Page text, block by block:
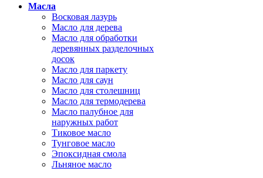
Масла
Восковая лазурь
Масло для дерева
Масло для обработки
деревянных разделочных
досок
Масло для паркету
Масло для саун
Масло для столешниц
Масло для термодерева
Масло палубное для
наружных работ
Тиковое масло
Тунговое масло
Эпоксидная смола
Льняное масло